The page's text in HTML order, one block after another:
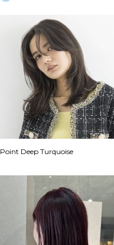
Point Deep Turquoise